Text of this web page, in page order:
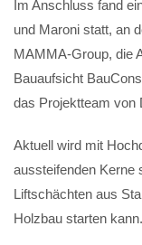
Im Anschluss fand
und Maroni statt, an
MAMMA-Group, die
Bauaufsicht
das Projektteam von
Aktuell wird mit
aussteifenden Kerne
Liftschächten aus
Holzbau starten kann.